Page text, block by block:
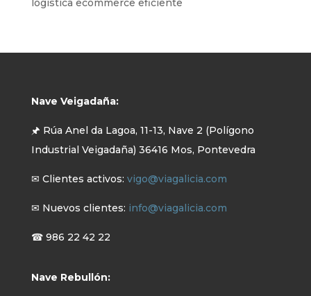
Nave Veigadaña:
🖈 Rúa Anel da Lagoa, 11-13, Nave 2 (Polígono
Industrial Veigadaña) 36416 Mos, Pontevedra
✉ Clientes activos: vigo@viagalicia.com
✉ Nuevos clientes: info@viagalicia.com
☎ 986 22 42 22
Nave Rebullón: